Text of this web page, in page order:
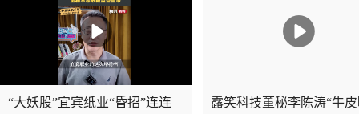
“大妖股”宜宾纸业“昏招”连连
露笑科技董秘李陈涛“牛